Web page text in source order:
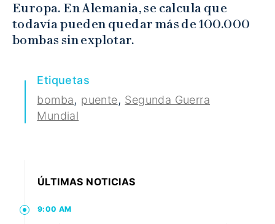
Europa. En Alemania, se calcula que
todavía pueden quedar más de 100.000
bombas sin explotar.
Etiquetas
bomba, puente, Segunda Guerra
Mundial
ÚLTIMAS NOTICIAS
9:00 AM